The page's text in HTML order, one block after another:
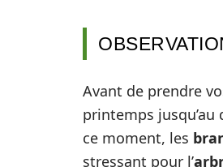
Avant de prendre
printemps
ce moment, les
stressant pour l’